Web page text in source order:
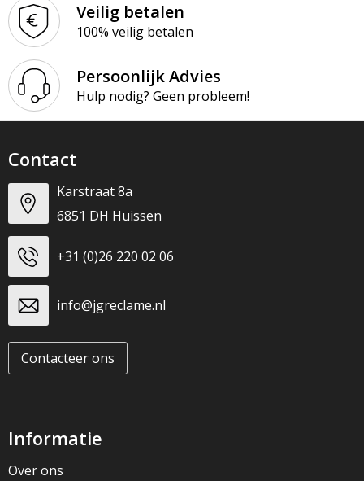
Veilig betalen
100% veilig betalen
Persoonlijk Advies
Hulp nodig? Geen probleem!
Contact
Karstraat 8a
6851 DH Huissen
+31 (0)26 220 02 06
info@jgreclame.nl
Contacteer ons
Informatie
Over ons